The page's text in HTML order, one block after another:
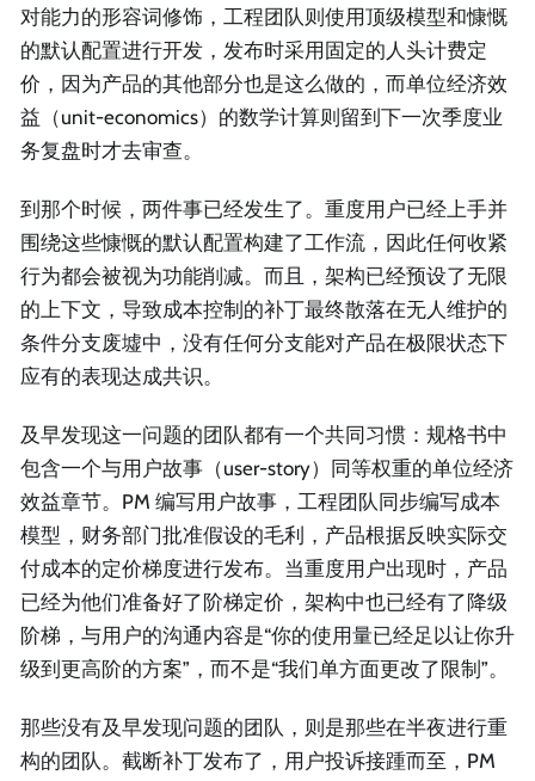
对能力的形容词修饰，工程团队则使用顶级模型和慷慨
的默认配置进行开发，发布时采用固定的人头计费定
价，因为产品的其他部分也是这么做的，而单位经济效
益（unit-economics）的数学计算则留到下一次季度业
务复盘时才去审查。
到那个时候，两件事已经发生了。重度用户已经上手并
围绕这些慷慨的默认配置构建了工作流，因此任何收紧
行为都会被视为功能削减。而且，架构已经预设了无限
的上下文，导致成本控制的补丁最终散落在无人维护的
条件分支废墟中，没有任何分支能对产品在极限状态下
应有的表现达成共识。
及早发现这一问题的团队都有一个共同习惯：规格书中
包含一个与用户故事（user-story）同等权重的单位经济
效益章节。PM 编写用户故事，工程团队同步编写成本
模型，财务部门批准假设的毛利，产品根据反映实际交
付成本的定价梯度进行发布。当重度用户出现时，产品
已经为他们准备好了阶梯定价，架构中也已经有了降级
阶梯，与用户的沟通内容是“你的使用量已经足以让你升
级到更高阶的方案”，而不是“我们单方面更改了限制”。
那些没有及早发现问题的团队，则是那些在半夜进行重
构的团队。截断补丁发布了，用户投诉接踵而至，PM